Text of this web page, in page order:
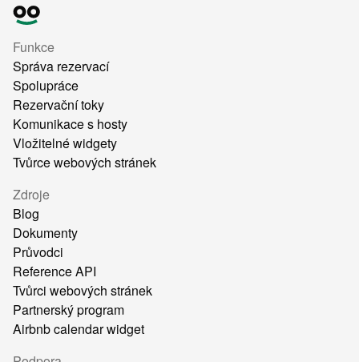
Funkce
Správa rezervací
Spolupráce
Rezervační toky
Komunikace s hosty
Vložitelné widgety
Tvůrce webových stránek
Zdroje
Blog
Dokumenty
Průvodci
Reference API
Tvůrci webových stránek
Partnerský program
Airbnb calendar widget